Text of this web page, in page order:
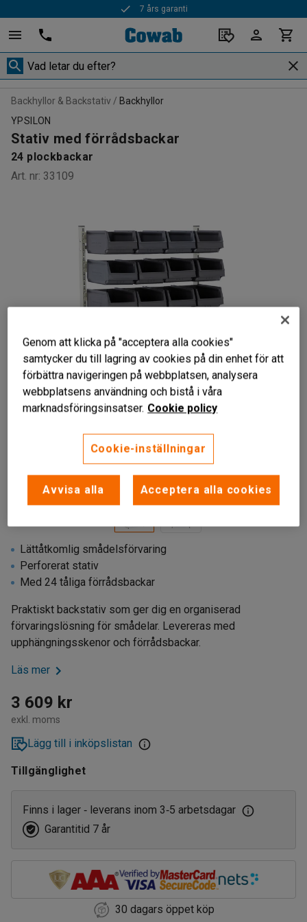
7 års garanti
Backhyllor & Backstativ
Backhyllor
YPSILON
Stativ med förrådsbackar
24 plockbackar
Art. nr: 33109
Lättåtkomlig smådelsförvaring
Perforerat stativ
Med 24 tåliga förrådsbackar
Praktiskt backstativ som ger dig en organiserad
förvaringslösning för smådelar. Levereras med
upphängningsskenor och förrådsbackar.
Läs mer
3 609 kr
exkl. moms
Lägg till i inköpslistan
Tillgänglighet
Finns i lager ‑ leverans inom 3‑5 arbetsdagar
Garantitid 7 år
30 dagars öppet köp
Genom att klicka på "acceptera alla cookies"
samtycker du till lagring av cookies på din enhet för att
förbättra navigeringen på webbplatsen, analysera
webbplatsens användning och bistå i våra
marknadsföringsinsatser. Cookie policy
Cookie-inställningar
Avvisa alla Acceptera alla cookies